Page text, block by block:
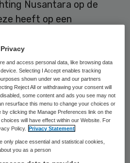
Nusantara op de
heeft op een
laten wisselen met
Inmiddels is orde op
ActiZ weten
van de Commissie van
volgt op een uitspraak uit
de
een onafhankelijke
op het naleven van de
and access personal data, like browsing data
Selecting I Accept enables tracking
shown under we and our partners
Reject All or withdrawing your consent will
some content and ads you see may not
resurface this menu to change your choices or
by clicking the Manage Preferences link on the
will have effect within our Website. For
Policy.
Privacy Statement
only place essential and statistical cookies,
you as a person